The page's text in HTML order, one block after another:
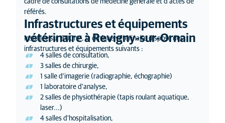
cadre de consultations de médecine générale et d'actes de
référés.
Infrastructures et équipements
vétérinaire à Revigny-sur-Ornain
Installée sur 800m², la clinique vétérinaire dispose des
infrastructures et équipements suivants :
4 salles de consultation,
3 salles de chirurgie,
1 salle d'imagerie (radiographie, échographie)
1 laboratoire d'analyse,
2 salles de physiothérapie (tapis roulant aquatique,
laser...)
4 salles d'hospitalisation,